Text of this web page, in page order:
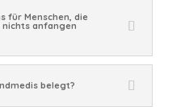
für Menschen, die
anfangen
belegt?